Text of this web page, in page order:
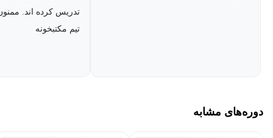
تدریس کرده اند.
تیم مکتبخونه
دوره‌های مشابه